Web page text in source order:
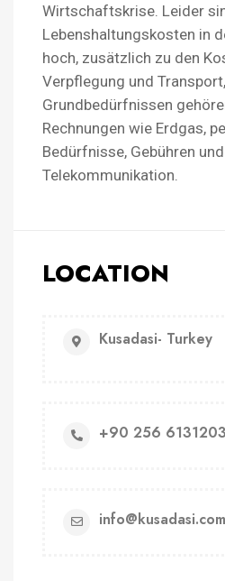
Wirtschaftskrise. Leider
Lebenshaltungskosten in
hoch, zusätzlich zu den
Verpflegung und
Grundbedürfnissen
Rechnungen wie Erdgas,
Bedürfnisse, Gebühren und
Telekommunikation.
LOCATION
Kusadasi- Turkey
+90 256 6131203
info@kusadasi.com